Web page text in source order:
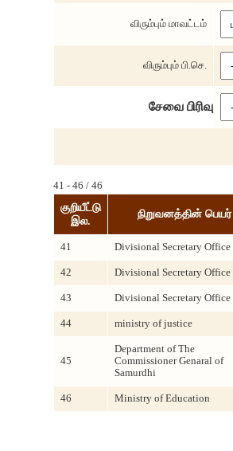
விரும்பும் மாவட்டம்
விரும்பும் பி.செ.
சேவை பிரிவு
41 - 46 / 46
குறியீட்டு
இல.
நிறுவனத்தின் பெயர்
41 Divisional Secretary Office
42 Divisional Secretary Office
43 Divisional Secretary Office
44 ministry of justice
45
Department of The
Commissioner Genaral of
Samurdhi
46 Ministry of Education